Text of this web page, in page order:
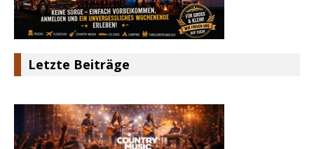
Letzte Beiträge